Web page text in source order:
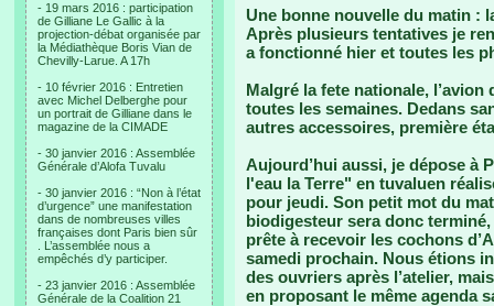
- 19 mars 2016 : participation
de Gilliane Le Gallic à la
projection-débat organisée par
la Médiathèque Boris Vian de
Chevilly-Larue. A 17h
- 10 février 2016 : Entretien
avec Michel Delberghe pour
un portrait de Gilliane dans le
magazine de la CIMADE
- 30 janvier 2016 : Assemblée
Générale d’Alofa Tuvalu
- 30 janvier 2016 : “Non à l’état
d’urgence” une manifestation
dans de nombreuses villes
françaises dont Paris bien sûr
. L’assemblée nous a
empêchés d’y participer.
- 23 janvier 2016 : Assemblée
Générale de la Coalition 21
Une bonne nouvelle du matin :
Après plusieurs tentatives je
a fonctionné hier et toutes les
Malgré la fete nationale,
toutes les semaines. Dedans
autres accessoires, première
Aujourd’hui aussi, je dépose à
l'eau la Terre" en tuvaluen
pour jeudi. Son petit mot du
biodigesteur sera donc
prête à recevoir les cochons
samedi prochain. Nous étions
des ouvriers après l’atelier,
en proposant le même agenda